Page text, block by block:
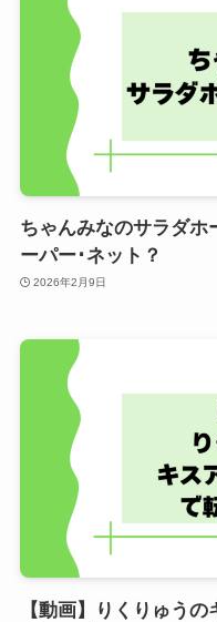
ちゃんみなのサラダホ
ーパー･ネット？
2026年2月9日
【動画】りくりゅう